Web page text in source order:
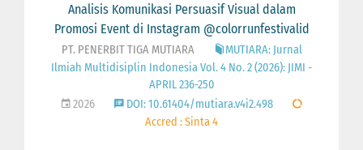
Analisis Komunikasi Persuasif Visual dalam
Promosi Event di Instagram @colorrunfestivalid
PT. PENERBIT TIGA MUTIARA
MUTIARA: Jurnal
Ilmiah Multidisiplin Indonesia Vol. 4 No. 2 (2026): JIMI -
APRIL 236-250
2026
DOI: 10.61404/mutiara.v4i2.498
Accred : Sinta 4